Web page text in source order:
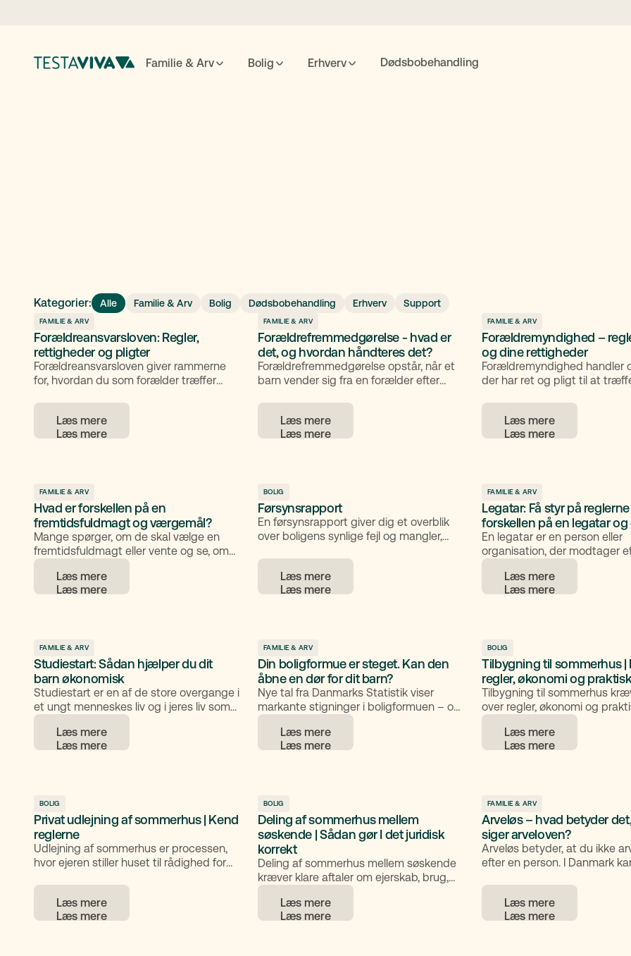
Familie & Arv Bolig Erhverv Dødsbobehandling
Kategorier: Alle Familie & Arv Bolig Dødsbobehandling Erhverv Support
FAMILIE & ARV
Forældreansvarsloven: Regler,
rettigheder og pligter
Forældreansvarsloven giver rammerne
for, hvordan du som forælder træffer
gennemgår vi lovens formål og
principper.
Læs mere
FAMILIE & ARV
Forældrefremmedgørelse - hvad er
det, og hvordan håndteres det?
Forældrefremmedgørelse opstår, når et
barn vender sig fra en forælder efter
overordnet forklaring på begrebet,
typiske tegn, de familieretlige rammer og
generelle råd til at beskytte barnet og
Læs mere
FAMILIE & ARV
Forældremyndighed –
og dine rettigheder
Forældremyndighed handler
der har ret og pligt til at
denne guide får du overblik
for fælles og fuld
hvordan
Læs mere
FAMILIE & ARV
Hvad er forskellen på en
fremtidsfuldmagt og værgemål?
Mange spørger, om de skal vælge en
fremtidsfuldmagt eller vente og se, om
værgemål bliver nødvendigt.
Fremtidsfuldmagt og værgemål er to
forskellige juridiske løsninger, der afgør,
Læs mere
BOLIG
Førsynsrapport
En førsynsrapport giver dig et overblik
over boligens synlige fejl og mangler,
udarbejdes. Det giver dig mulighed for at
udbedre relevante forhold i god tid, så
du kan styrke din salgsposition og skabe
Læs mere
FAMILIE & ARV
Legatar: Få styr på
forskellen på en legatar og
En legatar er en person eller
organisation, der modtager
beløb eller en bestemt
dødsbo i henhold til et
legatar får ikke en andel af
arving, og hvordan boafgift
legatarer.
Læs mere
FAMILIE & ARV
Studiestart: Sådan hjælper du dit
barn økonomisk
Studiestart er en af de store overgange i
et ungt menneskes liv og i jeres liv som
familie. Dit barn skal til at stå på egne
ben, finde sine egne rutiner og måske
flytte hjemmefra for første gang. Og
gerne vil bakke op om. En del af den
opbakning er praktisk og økonomisk.
Læs mere
FAMILIE & ARV
Din boligformue er steget. Kan den
åbne en dør for dit barn?
Nye tal fra Danmarks Statistik viser
markante stigninger i boligformuen – og
det kan have stor betydning, hvis dit
barn snart skal studere.
Læs mere
BOLIG
Tilbygning til sommerhus |
regler, økonomi og
Tilbygning til sommerhus
over regler, økonomi og
Denne guide forklarer de
og giver konkrete råd, så du
planlægge projektet og søge
Læs mere
BOLIG
Privat udlejning af sommerhus | Kend
reglerne
Udlejning af sommerhus er processen,
hvor ejeren stiller huset til rådighed for
udgangspunkt udleje sommerhuset året
rundt til ferieformål, så længe ingen
bruger det som helårsbolig
Læs mere
BOLIG
Deling af sommerhus mellem
søskende | Sådan gør I det juridisk
korrekt
Deling af sommerhus mellem søskende
kræver klare aftaler om ejerskab, brug,
udgifter og salg. En ofte praktisk løsning
er at oprette en samejeoverenskomst,
der fastlægger bookingregler, budget for
Læs mere
FAMILIE & ARV
Arveløs – hvad betyder
siger arveloven?
Arveløs betyder, at du ikke
efter en person. I Danmark
din ægtefælle helt arveløse,
arveloven beskytter dem
Du kan derimod begrænse
Læs mere